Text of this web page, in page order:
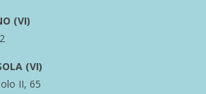
(VI)
(VI)
II, 65